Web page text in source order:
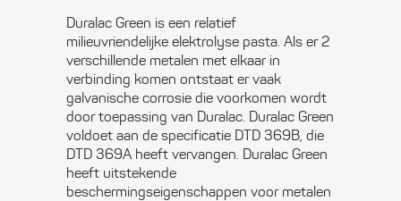
Duralac Green is een relatief
milieuvriendelijke elektrolyse pasta. Als er 2
verschillende metalen met elkaar in
verbinding komen ontstaat er vaak
galvanische corrosie die voorkomen wordt
door toepassing van Duralac. Duralac Green
voldoet aan de specificatie DTD 369B, die
DTD 369A heeft vervangen. Duralac Green
heeft uitstekende
beschermingseigenschappen voor metalen